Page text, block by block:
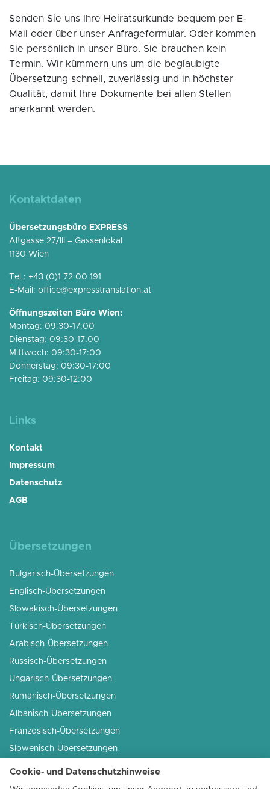
Senden Sie uns Ihre Heiratsurkunde bequem per E-
Mail oder über unser Anfrageformular. Oder kommen
Sie persönlich in unser Büro. Sie brauchen kein
Termin. Wir kümmern uns um die beglaubigte
Übersetzung schnell, zuverlässig und in höchster
Qualität, damit Ihre Dokumente bei allen Stellen
anerkannt werden.
Kontaktdaten
Übersetzungsbüro EXPRESS
Altgasse 27/III – Gassenlokal
1130 Wien
Tel.: +43 (0)1 72 00 191
E-Mail: office@expresstranslation.at
Öffnungszeiten Büro Wien:
Montag: 09:30-17:00
Dienstag: 09:30-17:00
Mittwoch: 09:30-17:00
Donnerstag: 09:30-17:00
Freitag: 09:30-12:00
Links
Kontakt
Impressum
Datenschutz
AGB
Übersetzungen
Bulgarisch-Übersetzungen
Englisch-Übersetzungen
Slowakisch-Übersetzungen
Türkisch-Übersetzungen
Arabisch-Übersetzungen
Russisch-Übersetzungen
Ungarisch-Übersetzungen
Rumänisch-Übersetzungen
Albanisch-Übersetzungen
Französisch-Übersetzungen
Slowenisch-Übersetzungen
Serbisch-Übersetzungen
Cookie- und Datenschutzhinweise